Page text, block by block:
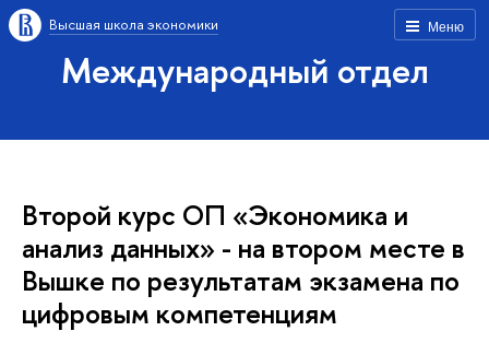
Меню
Высшая школа экономики
Международный отдел
Второй курс ОП «Экономика и
анализ данных» - на втором месте в
Вышке по результатам экзамена по
цифровым компетенциям